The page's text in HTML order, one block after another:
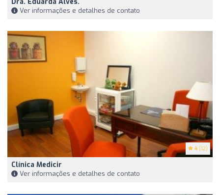
Dra. Eduarda Alves.
Ver informações e detalhes de contato
4 (12)
Clínica Medicir
Ver informações e detalhes de contato